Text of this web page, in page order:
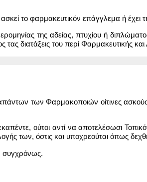
το φαρμακευτικόν επάγγλεμα ή έχει
της αδείας, πτυχίου ή
διατάξεις του περί Φαρμακευτικής
των Φαρμακοποιών οίτινες
ούτοι αντί να αποτελέσωσι
των, όστις και υποχρεούται όπως
συγχρόνως.